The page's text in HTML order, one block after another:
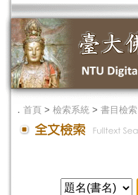
． 首頁 > 檢索系統 > 書目檢索